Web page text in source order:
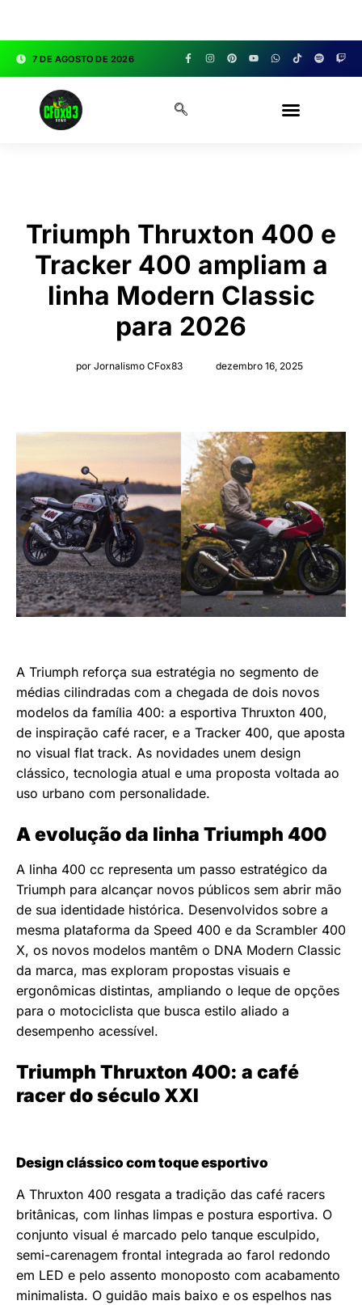
7 DE AGOSTO DE 2026
Triumph Thruxton 400 e
Tracker 400 ampliam a
linha Modern Classic
para 2026
por Jornalismo CFox83 dezembro 16, 2025
A Triumph reforça sua estratégia no segmento de
médias cilindradas com a chegada de dois novos
modelos da família 400: a esportiva Thruxton 400,
de inspiração café racer, e a Tracker 400, que aposta
no visual flat track. As novidades unem design
clássico, tecnologia atual e uma proposta voltada ao
uso urbano com personalidade.
A evolução da linha Triumph 400
A linha 400 cc representa um passo estratégico da
Triumph para alcançar novos públicos sem abrir mão
de sua identidade histórica. Desenvolvidos sobre a
mesma plataforma da Speed 400 e da Scrambler 400
X, os novos modelos mantêm o DNA Modern Classic
da marca, mas exploram propostas visuais e
ergonômicas distintas, ampliando o leque de opções
para o motociclista que busca estilo aliado a
desempenho acessível.
Triumph Thruxton 400: a café
racer do século XXI
Design clássico com toque esportivo
A Thruxton 400 resgata a tradição das café racers
britânicas, com linhas limpas e postura esportiva. O
conjunto visual é marcado pelo tanque esculpido,
semi-carenagem frontal integrada ao farol redondo
em LED e pelo assento monoposto com acabamento
minimalista. O guidão mais baixo e os espelhos nas